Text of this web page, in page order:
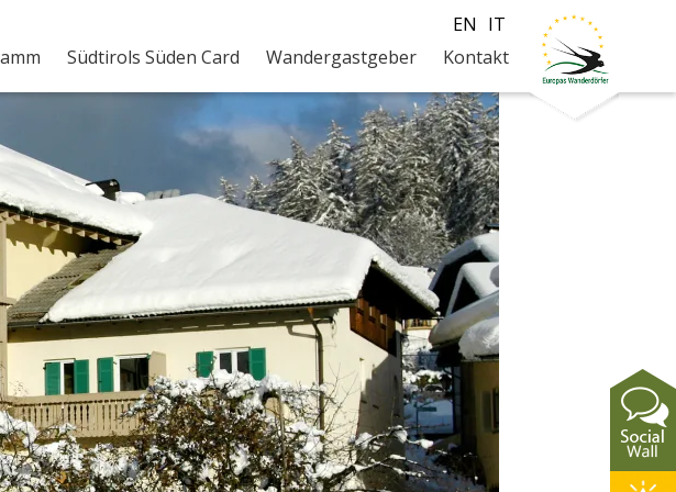
Südtirols Süden Card Wandergastgeber Kontakt
EN IT